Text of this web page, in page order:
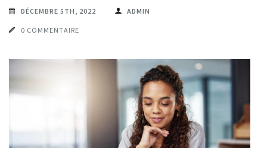
DÉCEMBRE 5TH, 2022 ADMIN
0 COMMENTAIRE